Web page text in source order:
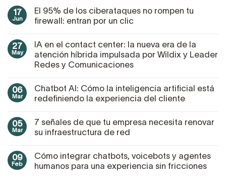
17
Jun
El 95% de los ciberataques no rompen tu
firewall: entran por un clic
27
May
IA en el contact center: la nueva era de la
atención híbrida impulsada por Wildix y Leader
Redes y Comunicaciones
06
Mar
Chatbot AI: Cómo la inteligencia artificial está
redefiniendo la experiencia del cliente
05
Mar
7 señales de que tu empresa necesita renovar
su infraestructura de red
09
Feb
Cómo integrar chatbots, voicebots y agentes
humanos para una experiencia sin fricciones